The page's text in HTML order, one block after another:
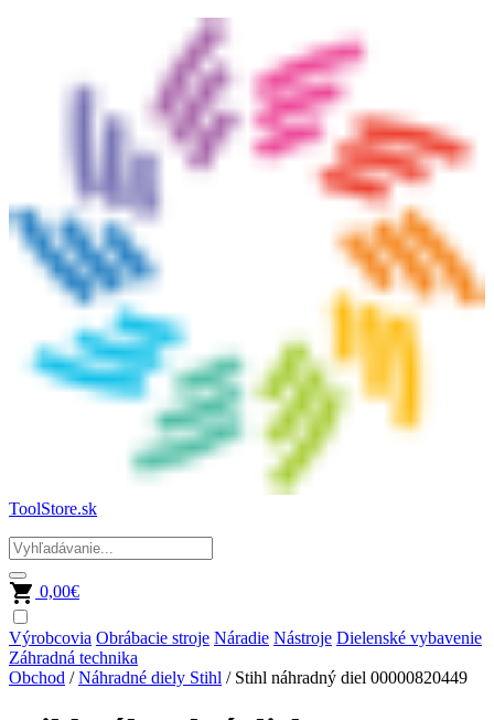
ToolStore.sk
0,00€
Výrobcovia Obrábacie stroje Náradie Nástroje Dielenské vybavenie
Záhradná technika
Obchod /Náhradné diely Stihl / Stihl náhradný diel 00000820449